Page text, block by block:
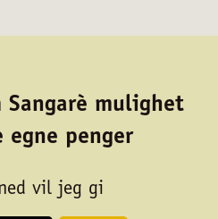
Sangarè mulighet
penger
vil jeg gi